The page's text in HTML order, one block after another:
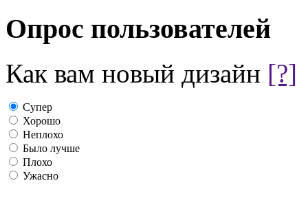
Опрос пользователей
Как вам новый дизайн [?]
Супер
Хорошо
Неплохо
Было лучше
Плохо
Ужасно